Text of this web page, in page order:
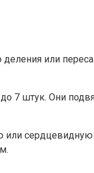
или
7 штук. Они
или